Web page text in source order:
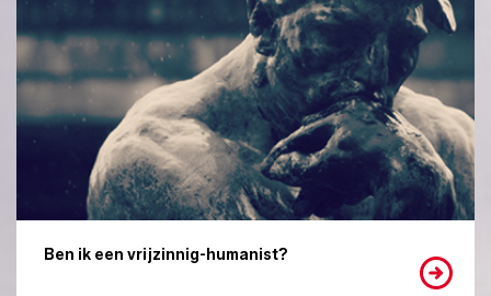
Ben ik een vrijzinnig-humanist?